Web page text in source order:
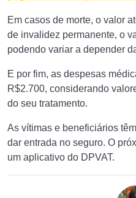
Em casos de morte, o valor
de invalidez permanente, o
podendo variar a depender
E por fim, as despesas
R$2.700, considerando
do seu tratamento.
As vítimas e beneficiários
dar entrada no seguro. O
um aplicativo do DPVAT.